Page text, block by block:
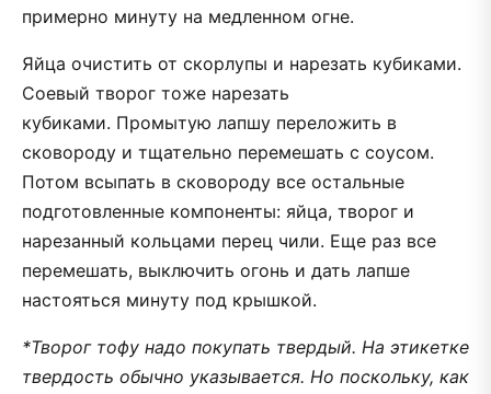
примерно минуту на медленном огне.
Яйца очистить от скорлупы и нарезать кубиками.
Соевый творог тоже нарезать
кубиками. Промытую лапшу переложить в
сковороду и тщательно перемешать с соусом.
Потом всыпать в сковороду все остальные
подготовленные компоненты: яйца, творог и
нарезанный кольцами перец чили. Еще раз все
перемешать, выключить огонь и дать лапше
настояться минуту под крышкой.
*Творог тофу надо покупать твердый. На этикет­ке
твердость обычно указывается. Но поскольку, как